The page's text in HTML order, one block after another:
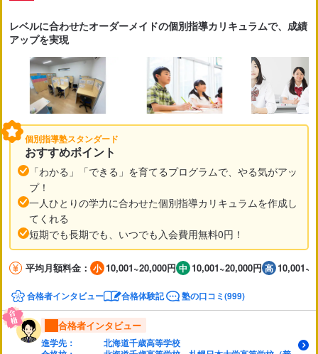
レベルに合わせたオーダーメイドの個別指導カリキュラムで、成績
アップを実現
個別指導塾スタンダード
おすすめポイント
「わかる」「できる」を育てるプログラムで、やる気がアッ
プ！
一人ひとりの学力に合わせた個別指導カリキュラムを作成し
てくれる
短期でも長期でも、いつでも入会費用無料0円！
平均月額料金： 10,001~20,000円 10,001~20,000円
合格者インタビュー 合格体験記 塾の口コミ(999)
合格者インタビュー
進学先：
北海道千歳高等学校